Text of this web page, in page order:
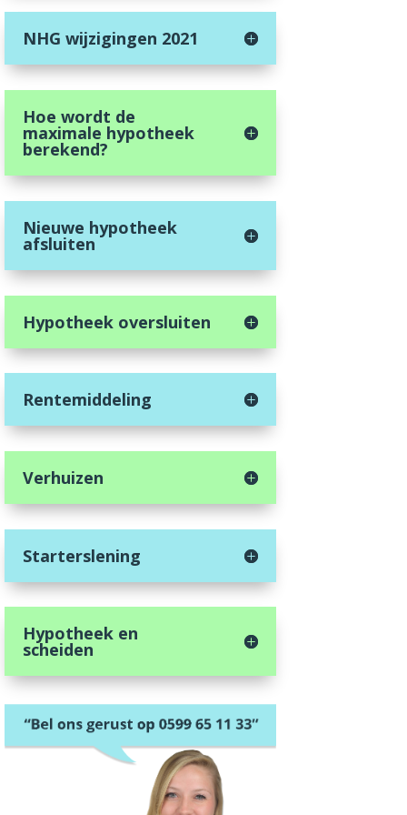
NHG wijzigingen 2021
Hoe wordt de
maximale hypotheek
berekend?
Nieuwe hypotheek
afsluiten
Hypotheek oversluiten
Rentemiddeling
Verhuizen
Starterslening
Hypotheek en
scheiden